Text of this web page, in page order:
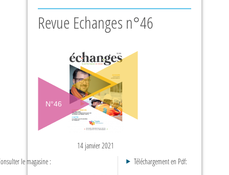
Revue Echanges n°46
N°46
14 janvier 2021
le magasine :
Téléchargement en Pdf: